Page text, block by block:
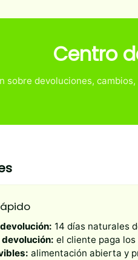
Centro
sobre devoluciones,
14 días naturales
el cliente paga
alimentación abierta y